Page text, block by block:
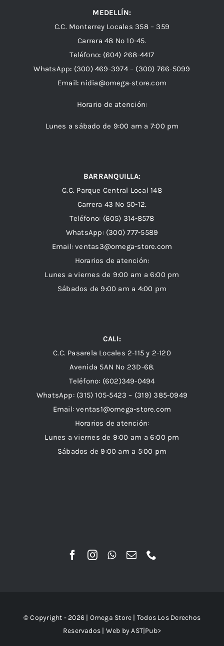
MEDELLÍN:
C.C. Monterrey Locales 358 – 359
Carrera 48 Nº 10-45.
Teléfono: (604) 268-4417
WhatsApp: (300) 469-3974 – (300) 766-5099
Email: nidia@omega-store.com
Horario de atención:
Lunes a sábado de 9:00 am a 7:00 pm
BARRANQUILLA:
C.C. Parque Central Local 148
Carrera 43 Nº 50-12.
Teléfono: (605) 314-8578
WhatsApp: (300) 777-5589
Email: ventas3@omega-store.com
Horarios de atención:
Lunes a viernes de 9:00 am a 6:00 pm
Sábados de 9:00 am a 4:00 pm
CALI:
C.C. Pasarela Locales 2-115 y 2-120
Avenida 5AN Nº 23D-68.
Teléfono: (602)349-0494
WhatsApp: (315) 105-5423 – (319) 385-0949
Email:ventas1@omega-store.com
Horarios de atención:
Lunes a viernes de 9:00 am a 6:00 pm
Sábados de 9:00 am a 5:00 pm
© Copyright - 2026 | Omega Store | Todos Los Derechos
Reservados | Web byAST|Pub>